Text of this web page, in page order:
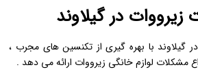
در گیلاوند
گیلاوند با بهره ‌گیری از تکنسین ‌های مجرب ،
مشکلات لوازم خانگی زیرووات ارائه می ‌دهد .